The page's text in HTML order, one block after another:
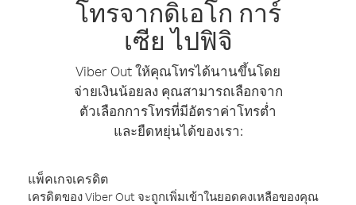
โทรจากดิเอโก การ์
เซีย ไปฟิจิ
Viber Out ให้คุณโทรได้นานขึ้นโดย
จ่ายเงินน้อยลง คุณสามารถเลือกจาก
ตัวเลือกการโทรที่มีอัตราค่าโทรต่ำ
และยืดหยุ่นได้ของเรา:
แพ็คเกจเครดิต
เครดิตของ Viber Out จะถูกเพิ่มเข้าในยอดคงเหลือของคุณ